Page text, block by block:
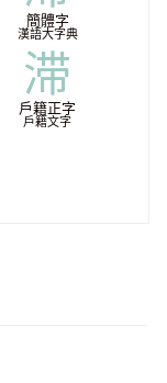
簡體字
漢語大字典
滞
戶籍正字
戶籍文字